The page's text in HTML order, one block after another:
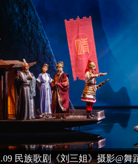
民族歌剧《刘三姐》摄影@舞